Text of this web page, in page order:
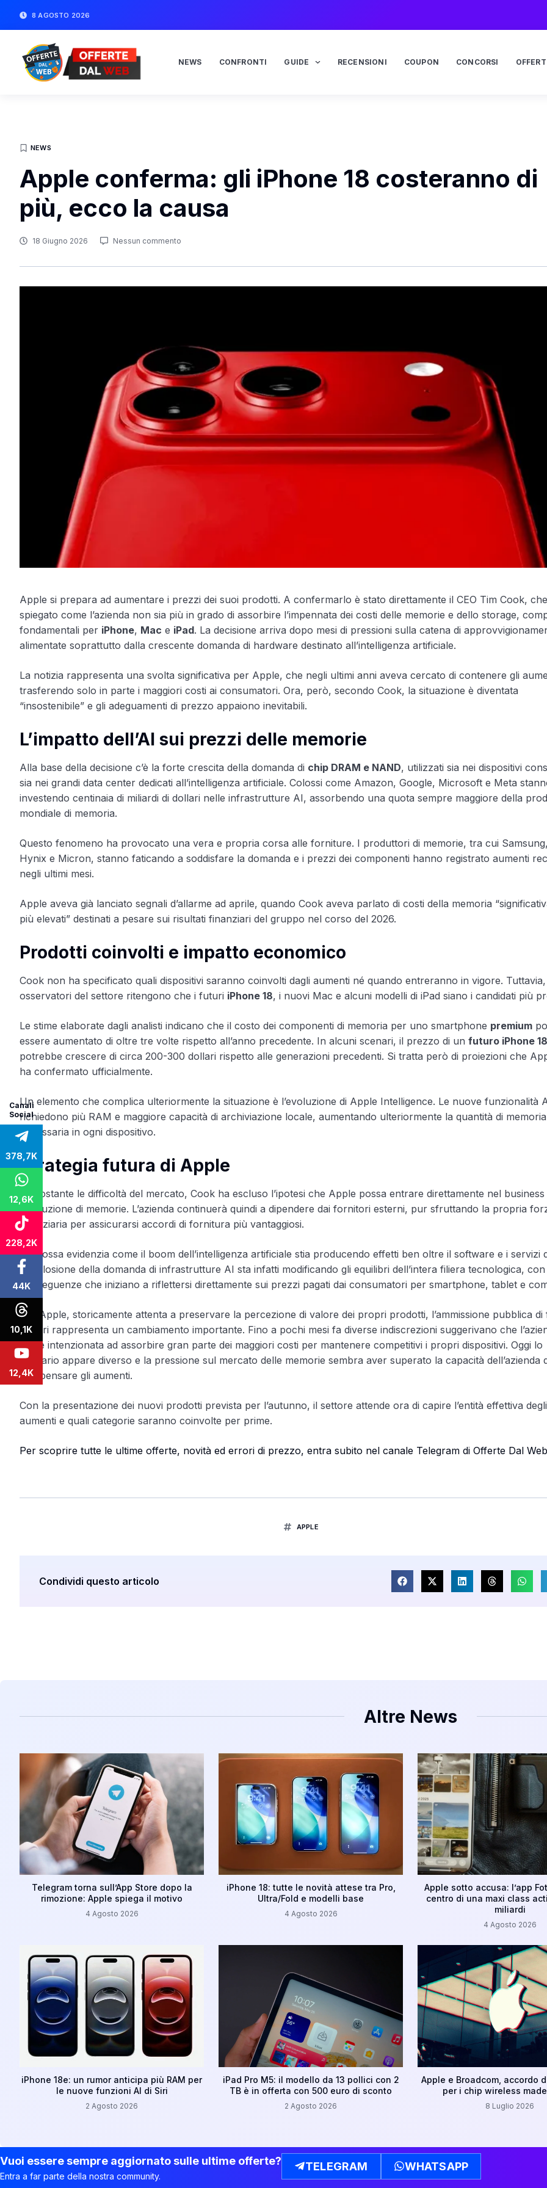
8 AGOSTO 2026
NEWS CONFRONTI GUIDE RECENSIONI COUPON CONCORSI
Canali
Social
378,7K
12,6K
228,2K
44K
10,1K
12,4K
NEWS
Apple conferma: gli iPhone 18 costeranno di
più, ecco la causa
18 Giugno 2026 Nessun commento
Apple si prepara ad aumentare i prezzi dei suoi prodotti. A confermarlo è stato direttamente il CEO Tim Cook,
spiegato come l’azienda non sia più in grado di assorbire l’impennata dei costi delle memorie e dello storage,
fondamentali per iPhone, Mac e iPad. La decisione arriva dopo mesi di pressioni sulla catena di
alimentate soprattutto dalla crescente domanda di hardware destinato all’intelligenza artificiale.
La notizia rappresenta una svolta significativa per Apple, che negli ultimi anni aveva cercato di contenere gli
trasferendo solo in parte i maggiori costi ai consumatori. Ora, però, secondo Cook, la situazione è diventata
“insostenibile” e gli adeguamenti di prezzo appaiono inevitabili.
L’impatto dell’AI sui prezzi delle memorie
Alla base della decisione c’è la forte crescita della domanda di chip DRAM e NAND, utilizzati sia nei dispositivi
sia nei grandi data center dedicati all’intelligenza artificiale. Colossi come Amazon, Google, Microsoft e Meta
investendo centinaia di miliardi di dollari nelle infrastrutture AI, assorbendo una quota sempre maggiore della
mondiale di memoria.
Questo fenomeno ha provocato una vera e propria corsa alle forniture. I produttori di memorie, tra cui
Hynix e Micron, stanno faticando a soddisfare la domanda e i prezzi dei componenti hanno registrato aumenti
negli ultimi mesi.
Apple aveva già lanciato segnali d’allarme ad aprile, quando Cook aveva parlato di costi della memoria
più elevati” destinati a pesare sui risultati finanziari del gruppo nel corso del 2026.
Prodotti coinvolti e impatto economico
Cook non ha specificato quali dispositivi saranno coinvolti dagli aumenti né quando entreranno in vigore.
osservatori del settore ritengono che i futuri iPhone 18, i nuovi Mac e alcuni modelli di iPad siano i candidati più
Le stime elaborate dagli analisti indicano che il costo dei componenti di memoria per uno smartphone premium
essere aumentato di oltre tre volte rispetto all’anno precedente. In alcuni scenari, il prezzo di un futuro iPhone
potrebbe crescere di circa 200-300 dollari rispetto alle generazioni precedenti. Si tratta però di proiezioni che
ha confermato ufficialmente.
Un elemento che complica ulteriormente la situazione è l’evoluzione di Apple Intelligence. Le nuove funzionalità
richiedono più RAM e maggiore capacità di archiviazione locale, aumentando ulteriormente la quantità di memoria
necessaria in ogni dispositivo.
Strategia futura di Apple
Nonostante le difficoltà del mercato, Cook ha escluso l’ipotesi che Apple possa entrare direttamente nel business
produzione di memorie. L’azienda continuerà quindi a dipendere dai fornitori esterni, pur sfruttando la propria
finanziaria per assicurarsi accordi di fornitura più vantaggiosi.
La mossa evidenzia come il boom dell’intelligenza artificiale stia producendo effetti ben oltre il software e i servizi
L’esplosione della domanda di infrastrutture AI sta infatti modificando gli equilibri dell’intera filiera tecnologica, con
conseguenze che iniziano a riflettersi direttamente sui prezzi pagati dai consumatori per smartphone, tablet e
Per Apple, storicamente attenta a preservare la percezione di valore dei propri prodotti, l’ammissione pubblica
rincari rappresenta un cambiamento importante. Fino a pochi mesi fa diverse indiscrezioni suggerivano che
fosse intenzionata ad assorbire gran parte dei maggiori costi per mantenere competitivi i propri dispositivi. Oggi lo
scenario appare diverso e la pressione sul mercato delle memorie sembra aver superato la capacità dell’azienda
compensare gli aumenti.
Con la presentazione dei nuovi prodotti prevista per l’autunno, il settore attende ora di capire l’entità effettiva degli
aumenti e quali categorie saranno coinvolte per prime.
Per scoprire tutte le ultime offerte, novità ed errori di prezzo, entra subito nel canale Telegram di Offerte Dal Web
APPLE
Condividi questo articolo
Altre News
Telegram torna sull’App Store dopo la
rimozione: Apple spiega il motivo
4 Agosto 2026
iPhone 18: tutte le novità attese tra Pro,
Ultra/Fold e modelli base
4 Agosto 2026
Apple sotto accusa: l’app
centro di una maxi class
miliardi
4 Agosto 2026
iPhone 18e: un rumor anticipa più RAM per
le nuove funzioni AI di Siri
2 Agosto 2026
iPad Pro M5: il modello da 13 pollici con 2
TB è in offerta con 500 euro di sconto
2 Agosto 2026
Apple e Broadcom, accordo
per i chip wireless
8 Luglio 2026
Vuoi essere sempre aggiornato sulle ultime offerte?
Entra a far parte della nostra community.
TELEGRAM WHATSAPP